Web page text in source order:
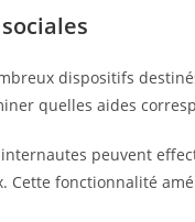
dispositifs
quelles aides
peuvent
fonctionnalité